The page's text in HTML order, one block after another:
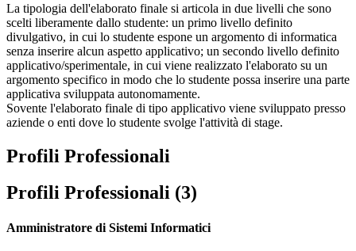
La tipologia dell'elaborato finale si articola in due livelli che sono
scelti liberamente dallo studente: un primo livello definito
divulgativo, in cui lo studente espone un argomento di informatica
senza inserire alcun aspetto applicativo; un secondo livello definito
applicativo/sperimentale, in cui viene realizzato l'elaborato su un
argomento specifico in modo che lo studente possa inserire una parte
applicativa sviluppata autonomamente.
Sovente l'elaborato finale di tipo applicativo viene sviluppato presso
aziende o enti dove lo studente svolge l'attività di stage.
Profili Professionali
Profili Professionali (3)
Amministratore di Sistemi Informatici